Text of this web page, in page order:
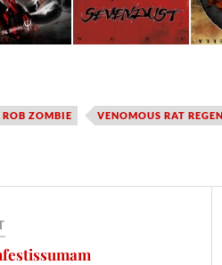
ROB ZOMBIE VENOMOUS RAT